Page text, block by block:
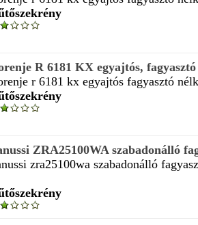
R 6181 KX egyajtós,
r 6181 kx egyajtós fagyasztó
ZRA25100WA szabadonálló
zra25100wa szabadonálló